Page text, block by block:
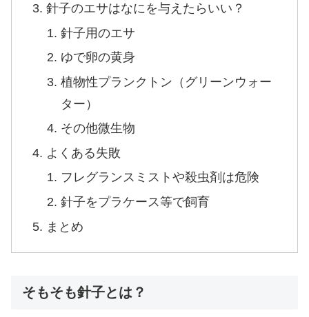
針子のエサはなにを与えたらいい？
針子用のエサ
ゆで卵の黄身
植物性プランクトン（グリーンウォー
ター）
その他微生物
よくある失敗
フレグランスミストや殺虫剤は危険
針子をプラケース等で飼育
まとめ
そもそも針子とは？